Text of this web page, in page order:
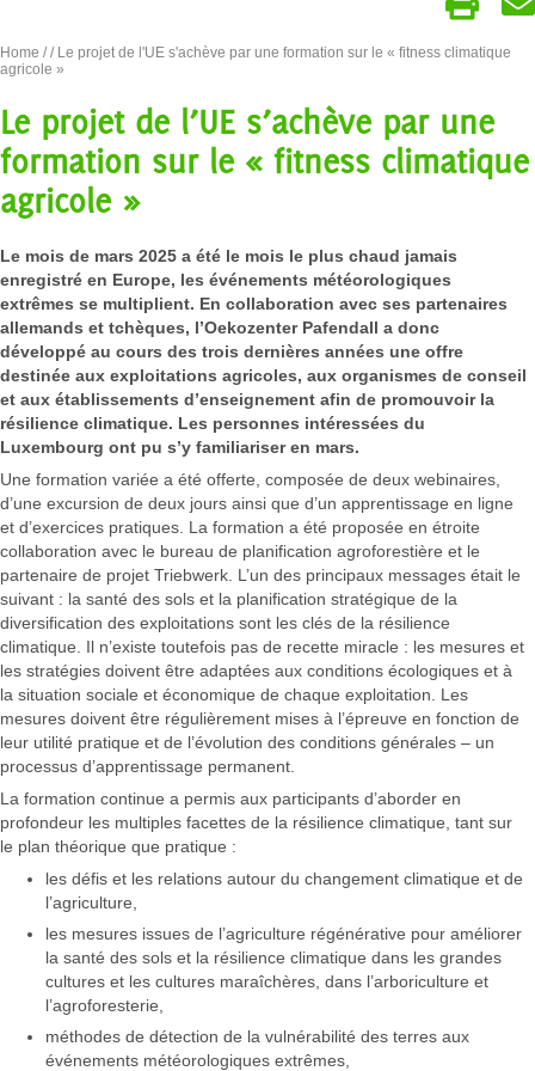
Home // Le projet de l'UE s'achève par une formation sur le « fitness climatique
agricole »
Le projet de l’UE s’achève par une
formation sur le « fitness climatique
agricole »
Le mois de mars 2025 a été le mois le plus chaud jamais
enregistré en Europe, les événements météorologiques
extrêmes se multiplient. En collaboration avec ses partenaires
allemands et tchèques, l’Oekozenter Pafendall a donc
développé au cours des trois dernières années une offre
destinée aux exploitations agricoles, aux organismes de conseil
et aux établissements d’enseignement afin de promouvoir la
résilience climatique. Les personnes intéressées du
Luxembourg ont pu s’y familiariser en mars.
Une formation variée a été offerte, composée de deux webinaires,
d’une excursion de deux jours ainsi que d’un apprentissage en ligne
et d’exercices pratiques. La formation a été proposée en étroite
collaboration avec le bureau de planification agroforestière et le
partenaire de projet Triebwerk. L’un des principaux messages était le
suivant : la santé des sols et la planification stratégique de la
diversification des exploitations sont les clés de la résilience
climatique. Il n’existe toutefois pas de recette miracle : les mesures et
les stratégies doivent être adaptées aux conditions écologiques et à
la situation sociale et économique de chaque exploitation. Les
mesures doivent être régulièrement mises à l’épreuve en fonction de
leur utilité pratique et de l’évolution des conditions générales – un
processus d’apprentissage permanent.
La formation continue a permis aux participants d’aborder en
profondeur les multiples facettes de la résilience climatique, tant sur
le plan théorique que pratique :
les défis et les relations autour du changement climatique et de
l’agriculture,
les mesures issues de l’agriculture régénérative pour améliorer
la santé des sols et la résilience climatique dans les grandes
cultures et les cultures maraîchères, dans l’arboriculture et
l’agroforesterie,
méthodes de détection de la vulnérabilité des terres aux
événements météorologiques extrêmes,